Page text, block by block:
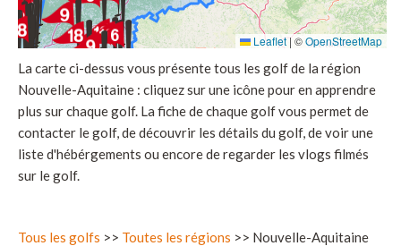
Leaflet |©OpenStreetMap
La carte ci-dessus vous présente tous les golf de la région
Nouvelle-Aquitaine : cliquez sur une icône pour en apprendre
plus sur chaque golf. La fiche de chaque golf vous permet de
contacter le golf, de découvrir les détails du golf, de voir une
liste d'hébérgements ou encore de regarder les vlogs filmés
sur le golf.
Tous les golfs >> Toutes les régions >> Nouvelle-Aquitaine